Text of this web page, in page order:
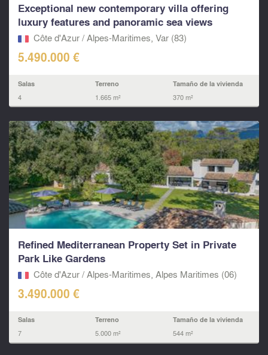
Exceptional new contemporary villa offering
luxury features and panoramic sea views
Côte d'Azur / Alpes-Maritimes, Var (83)
5.490.000 €
Salas
4
Terreno
1.665 m²
Tamaño de la vivienda
370 m²
Refined Mediterranean Property Set in Private
Park Like Gardens
Côte d'Azur / Alpes-Maritimes, Alpes Maritimes (06)
3.490.000 €
Salas
7
Terreno
5.000 m²
Tamaño de la vivienda
544 m²